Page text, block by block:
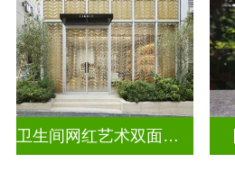
卫生间网红艺术双面玻璃墙